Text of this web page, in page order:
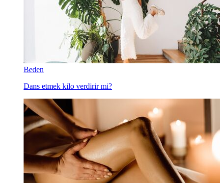
Beden
Dans etmek kilo verdirir mi?